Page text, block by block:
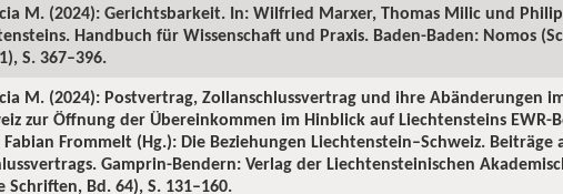
M. (2024): Gerichtsbarkeit. In: Wilfried Marxer, Thomas Milic und
Handbuch für Wissenschaft und Praxis. Baden-Baden: Nomos
S. 367–396.
M. (2024): Postvertrag, Zollanschlussvertrag und ihre Abänderungen
zur Öffnung der Übereinkommen im Hinblick auf Liechtensteins EWR-
Frommelt (Hg.): Die Beziehungen Liechtenstein–Schweiz. Beiträge
Gamprin-Bendern: Verlag der Liechtensteinischen
Bd. 64), S. 131–160.